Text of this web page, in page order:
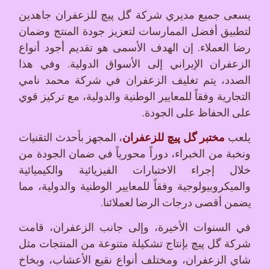
يسعى جميع مديري شركة گل پیچ للزعفران جاهدين
لتطبيق أفضل الممارسات لتعزيز جودة المنتج وضمان
رضا العملاء. إن الهدف الأسمى هو تقديم أجود أنواع
الزعفران الإيراني إلى الأسواق الدولية. وفي هذا
الصدد، يتم تغليف الزعفران في شركة محمد نامي
التجارية وفقاً للمعايير الوطنية والدولية، مع تركيز قوي
على الحفاظ على الجودة.
يلعب مختبر گل پیچ للزعفران، المجهز بأحدث التقنيات
ونخبة من الخبراء، دوراً محورياً في ضمان الجودة من
خلال إجراء الاختبارات الفيزيائية والكيميائية
والميكروبيولوجية وفقاً للمعايير الوطنية والدولية، مما
يضمن أقصى درجات الرضا لعملائنا.
في السنوات الأخيرة، وإلى جانب الزعفران، قامت
شركة گل پیچ بإنتاج تشكيلة متنوعة من المنتجات مثل
شاي الزعفران، ومختلف أنواع نقيع الأعشاب، وبخاخ